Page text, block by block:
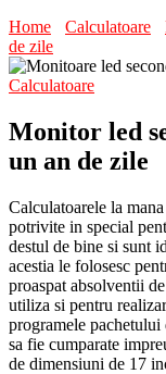
Home
Calculatoare
de zile
Calculatoare
Monitor led
un an de zile
Calculatoarele la
potrivite in special
destul de bine si sunt
acestia le folosesc
proaspat absolventii
utiliza si pentru
programele
sa fie cumparate
de dimensiuni de 17